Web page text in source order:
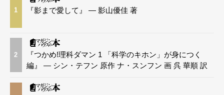
1 『影まで愛して』 — 影山優佳 著
2
『つかめ!理科ダマン 1 「科学のキホン」が身につく
編』 — シン・テフン 原作 ナ・スンフン 画 呉 華順 訳